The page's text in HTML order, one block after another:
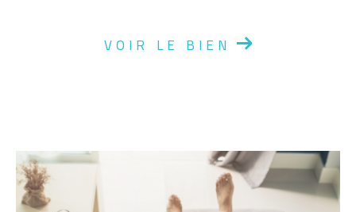
VOIR LE BIEN